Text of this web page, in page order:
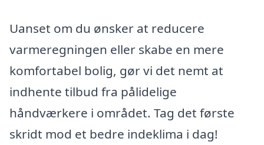
Uanset om du ønsker at reducere
varmeregningen eller skabe en mere
komfortabel bolig, gør vi det nemt at
indhente tilbud fra pålidelige
håndværkere i området. Tag det første
skridt mod et bedre indeklima i dag!